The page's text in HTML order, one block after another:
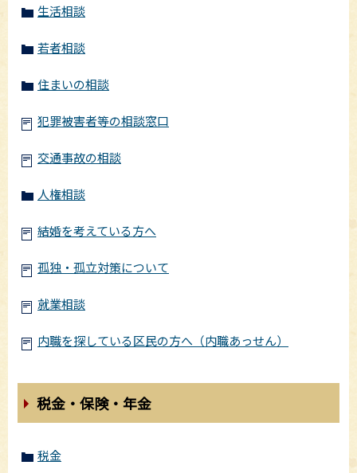
生活相談
若者相談
住まいの相談
犯罪被害者等の相談窓口
交通事故の相談
人権相談
結婚を考えている方へ
孤独・孤立対策について
就業相談
内職を探している区民の方へ（内職あっせん）
税金・保険・年金
税金